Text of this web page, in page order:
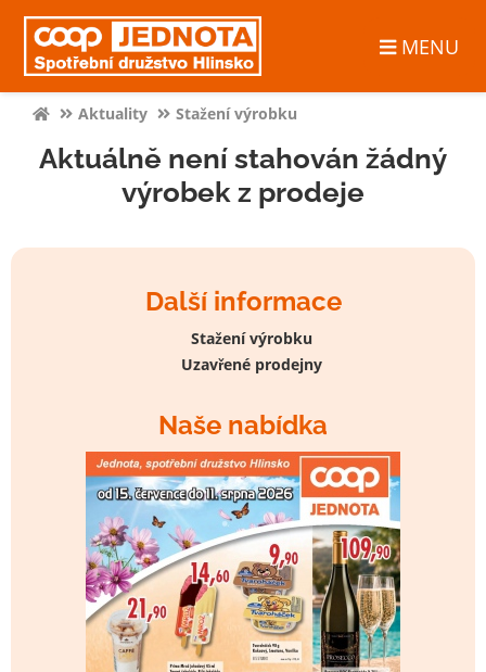
MENU
Další informace
Stažení výrobku
Uzavřené prodejny
Naše nabídka
Aktuality Stažení výrobku
Aktuálně není stahován žádný
výrobek z prodeje